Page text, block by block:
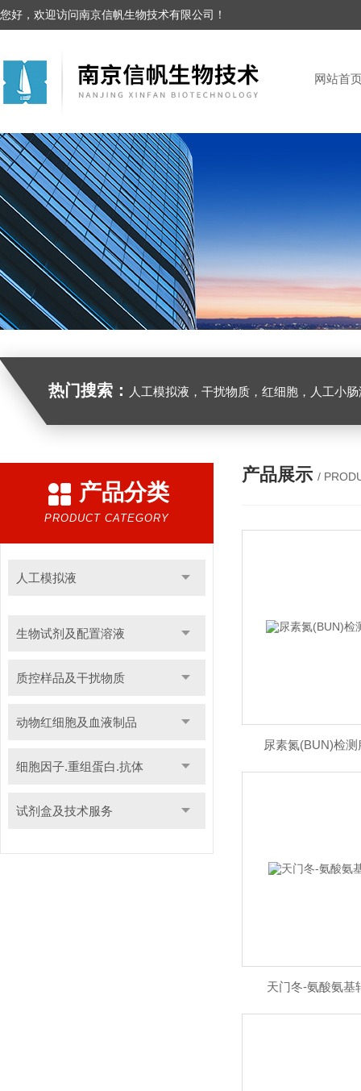
您好，欢迎访问南京信帆生物技术有限公司！
网站首
热门搜索： 人工模拟液，干扰物质，红细胞，人工小
产品分类
PRODUCT CATEGORY
人工模拟液
生物试剂及配置溶液
质控样品及干扰物质
动物红细胞及血液制品
细胞因子.重组蛋白.抗体
试剂盒及技术服务
产品展示 /
尿素氮(BUN)检
天门冬-氨酸氨基